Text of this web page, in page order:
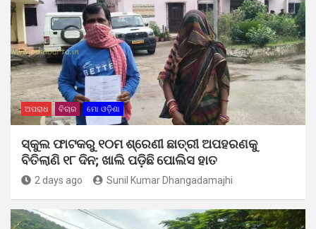
ଅପରାଧ ବିଚାର ମୋ ଓଡ଼ିଶା
ସ୍କୁଲ ଫାଟକରୁ ୧୦ମ ଶ୍ରେଣୀ ଛାତ୍ରୀ ଅପହରଣକୁ
ବିତିଲାଣି ୧୮ ଦିନ; ଖାଲି ପଡ଼ିଛି ପୋଲିସ ହାତ
2 days ago Sunil Kumar Dhangadamajhi